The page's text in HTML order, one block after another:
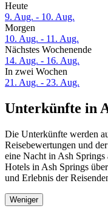
Heute
9. Aug. - 10. Aug.
Morgen
10. Aug. - 11. Aug.
Nächstes Wochenende
14. Aug. - 16. Aug.
In zwei Wochen
21. Aug. - 23. Aug.
Unterkünfte in
Die Unterkünfte werden
Reisebewertungen und
eine Nacht in Ash
Hotels in Ash Springs
und Erlebnis der
Weniger